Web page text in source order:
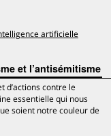
artificielle
et l’antisémitisme
d’actions contre le
essentielle qui nous
soient notre couleur de